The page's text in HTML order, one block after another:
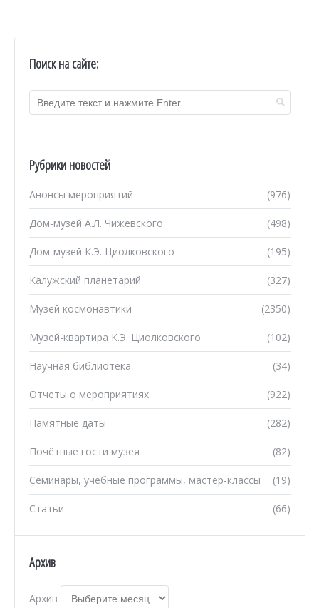
Поиск на сайте:
Рубрики новостей
(976)
Анонсы мероприятий
(498)
Дом-музей А.Л. Чижевского
(195)
Дом-музей К.Э. Циолковского
(327)
Калужский планетарий
(2350)
Музей космонавтики
(102)
Музей-квартира К.Э. Циолковского
(34)
Научная библиотека
(922)
Отчеты о мероприятиях
(282)
Памятные даты
(82)
Почётные гости музея
(19)
Семинары, учебные программы, мастер-классы
(66)
Статьи
Архив
Архив